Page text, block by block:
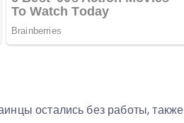
остались без работы, также